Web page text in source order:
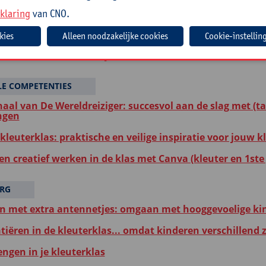
inzetten in je klas: praktijkgericht werken aan de
bij jonge kinderen
COMPETENTIES
van De Wereldreiziger: succesvol aan de slag met
praktische en veilige inspiratie voor jouw
creatief werken in de klas met Canva (kleuter en
met extra antennetjes: omgaan met hooggevoelige
in de kleuterklas... omdat kinderen verschillend
in je kleuterklas
van CNO.
Cookie-